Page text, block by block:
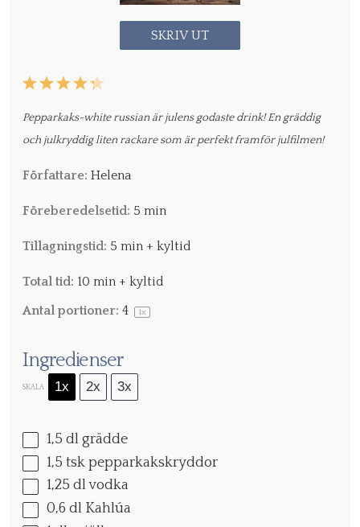
SKRIV UT
5
4
3
2
1
Pepparkaks-white russian är julens godaste drink! En gräddig
och julkryddig liten rackare som är perfekt framför julfilmen!
Författare: Helena
Föreberedelsetid: 5 min
Tillagningstid: 5 min + kyltid
Total tid: 10 min + kyltid
Antal portioner: 4 1x
Ingredienser
SKALA 1x 2x 3x
1,5 dl grädde
1,5 tsk pepparkakskryddor
1,25 dl vodka
0,6 dl Kahlúa